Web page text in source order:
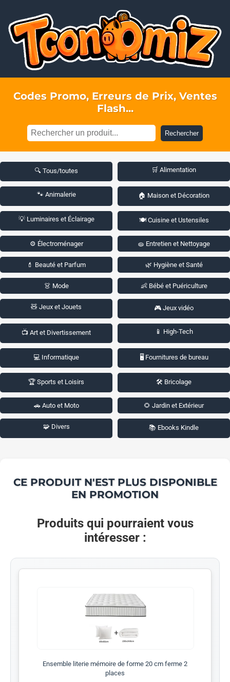
Codes Promo, Erreurs de Prix, Ventes
Flash...
Rechercher
🔍 Tous/toutes 🛒 Alimentation
🐾 Animalerie 🏠 Maison et Décoration
💡 Luminaires et Éclairage 🍽️ Cuisine et Ustensiles
⚙️ Électroménager 🧽 Entretien et Nettoyage
💄 Beauté et Parfum 🌿 Hygiène et Santé
👗 Mode 👶 Bébé et Puériculture
🧸 Jeux et Jouets 🎮 Jeux vidéo
📺 Art et Divertissement 📱 High-Tech
💻 Informatique 🖥️ Fournitures de bureau
🏆 Sports et Loisirs 🛠️ Bricolage
🚗 Auto et Moto 🌻 Jardin et Extérieur
🧩 Divers 📚 Ebooks Kindle
CE PRODUIT N'EST PLUS DISPONIBLE
EN PROMOTION
Produits qui pourraient vous
intéresser :
Ensemble literie mémoire de forme 20 cm ferme 2
places